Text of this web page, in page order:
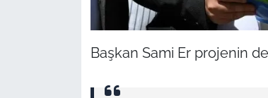
Başkan Sami Er projenin